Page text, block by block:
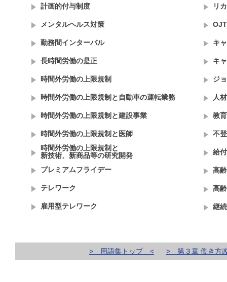
計画的付与制度
メンタルヘルス対策
勤務間インターバル
長時間労働の是正
時間外労働の上限規制
時間外労働の上限規制と自動車の運転業務
時間外労働の上限規制と建設事業
時間外労働の上限規制と医師
時間外労働の上限規制と
新技術、新商品等の研究開発
プレミアムフライデー
テレワーク
雇用型テレワーク
リ
キ
キ
ジ
人
教
不
給
高
高
継
> 用語集トップ < > 第３章 働き方